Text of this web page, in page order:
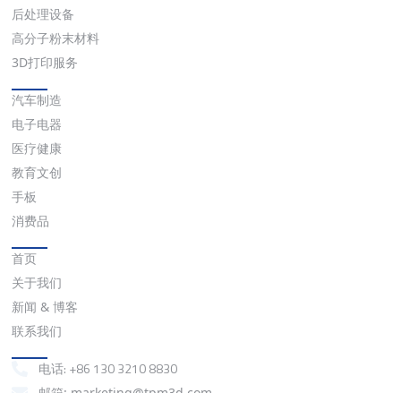
后处理设备
高分子粉末材料
3D打印服务
汽车制造
电子电器
医疗健康
教育文创
手板
消费品
首页
关于我们
新闻 & 博客
联系我们
电话: +86 130 3210 8830